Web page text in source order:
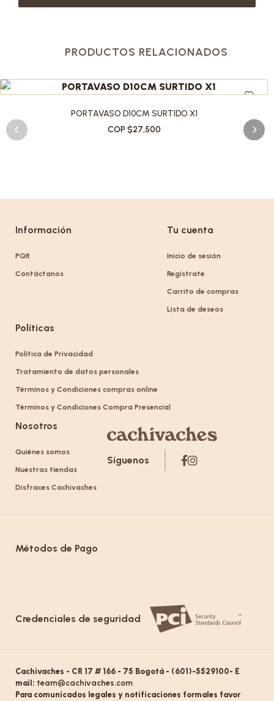
PRODUCTOS RELACIONADOS
PORTAVASO D10CM SURTIDO X1
COP $27,500
Información
PQR
Contáctanos
Tu cuenta
Inicio de sesión
Regístrate
Carrito de compras
Lista de deseos
Políticas
Política de Privacidad
Tratamiento de datos personales
Términos y Condiciones compras online
Términos y Condiciones Compra Presencial
Nosotros
Quiénes somos
Nuestras tiendas
Disfraces Cachivaches
Síguenos
Métodos de Pago
Credenciales de seguridad
Cachivaches - CR 17 # 166 - 75 Bogotá - (601)-5529100- E
mail: team@cachivaches.com
Para comunicados legales y notificaciones formales favor